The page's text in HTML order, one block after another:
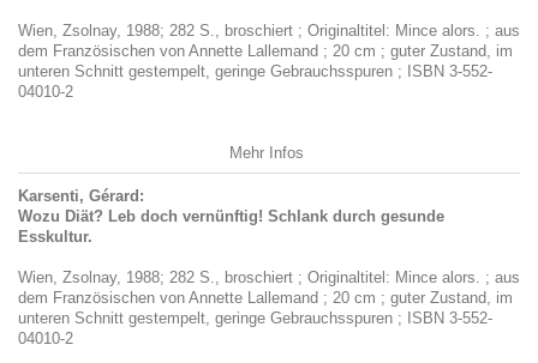
Wien, Zsolnay, 1988; 282 S., broschiert ; Originaltitel: Mince alors. ; aus
dem Französischen von Annette Lallemand ; 20 cm ; guter Zustand, im
unteren Schnitt gestempelt, geringe Gebrauchsspuren ; ISBN 3-552-
04010-2
Mehr Infos
Karsenti, Gérard:
Wozu Diät? Leb doch vernünftig! Schlank durch gesunde
Esskultur.
Wien, Zsolnay, 1988; 282 S., broschiert ; Originaltitel: Mince alors. ; aus
dem Französischen von Annette Lallemand ; 20 cm ; guter Zustand, im
unteren Schnitt gestempelt, geringe Gebrauchsspuren ; ISBN 3-552-
04010-2